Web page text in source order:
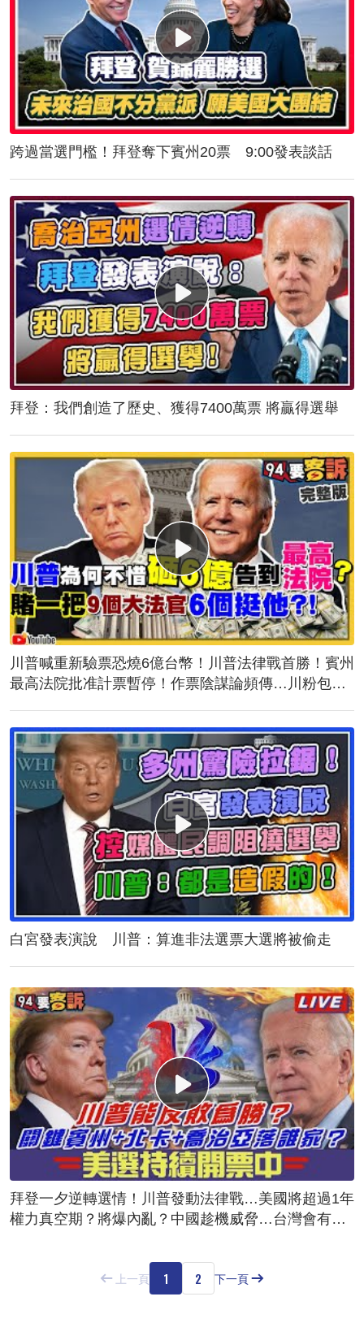
跨過當選門檻！拜登奪下賓州20票 9:00發表談話
拜登：我們創造了歷史、獲得7400萬票 將贏得選舉
川普喊重新驗票恐燒6億台幣！川普法律戰首勝！賓州
最高法院批准計票暫停！作票陰謀論頻傳…川粉包圍
白宮發表演說 川普：算進非法選票大選將被偷走
拜登一夕逆轉選情！川普發動法律戰…美國將超過1年
權力真空期？將爆內亂？中國趁機威脅…台灣會有危
上一頁 1 2 下一頁